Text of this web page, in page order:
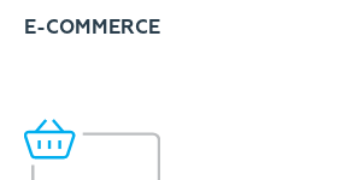
E-COMMERCE